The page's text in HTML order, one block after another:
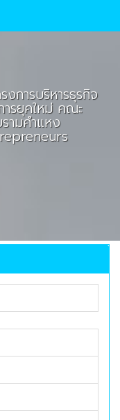
งการบริหารธุรกิจ
รยุคใหม่ คณะ
ามคำแหง